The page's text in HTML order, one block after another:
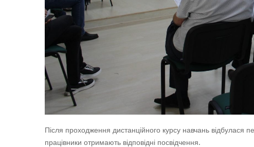
Після проходження дистанційного курсу навчань відбулася
працівники отримають відповідні посвідчення.